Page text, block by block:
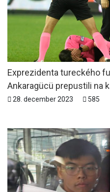
Exprezidenta tureckého
Ankaragücü prepustili na
28. december 2023 585